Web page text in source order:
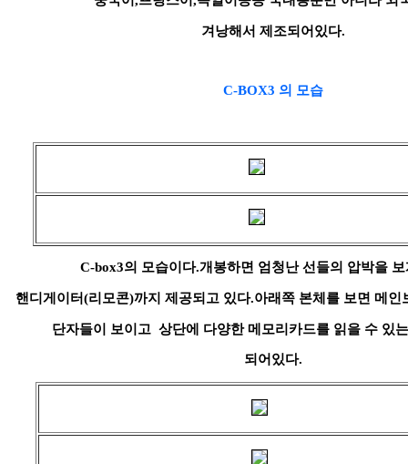
겨낭해서 제조되어있다.
C-BOX3 의 모습
C-box3의 모습이다.개봉하면 엄청난 선들의 압박을
핸디게이터(리모콘)까지 제공되고 있다.아래쪽 본체를 보면 메인
단자들이 보이고 상단에 다양한 메모리카드를 읽을 수 있
되어있다.